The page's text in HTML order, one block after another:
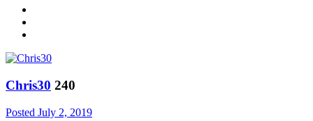
Chris30 240
Posted July 2, 2019